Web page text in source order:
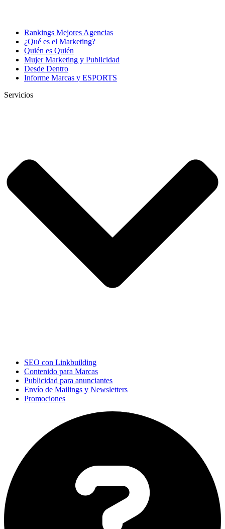
Rankings Mejores Agencias
¿Qué es el Marketing?
Quién es Quién
Mujer Marketing y Publicidad
Desde Dentro
Informe Marcas y ESPORTS
Servicios
SEO con Linkbuilding
Contenido para Marcas
Publicidad para anunciantes
Envío de Mailings y Newsletters
Promociones